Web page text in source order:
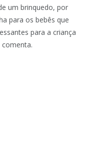
um brinquedo, por
para os bebês que
para a criança
comenta.